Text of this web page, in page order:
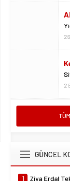
2
GÜNCEL
1 Ziya Erdal